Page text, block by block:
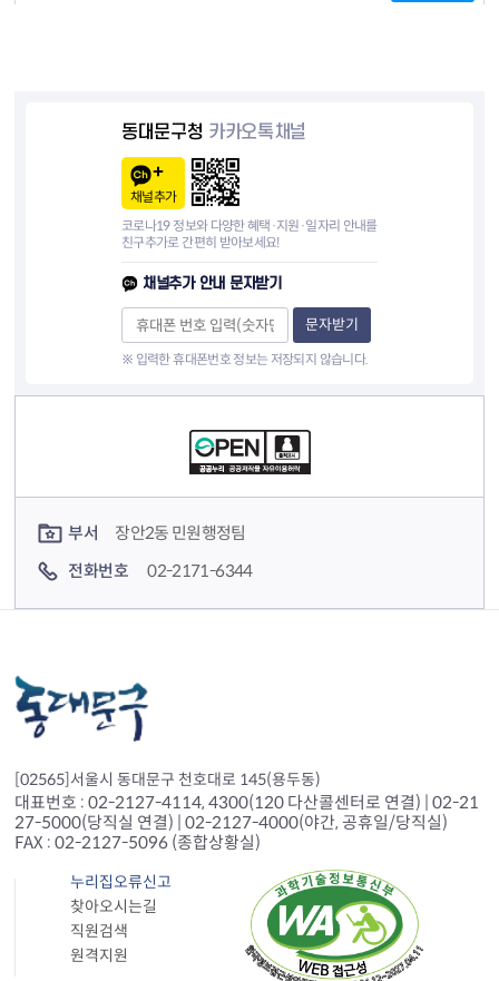
동대문구청 카카오톡채널
채널추가
코로나19 정보와 다양한 혜택·지원·일자리 안내를
친구추가로 간편히 받아보세요!
채널추가 안내 문자받기
문자받기
※ 입력한 휴대폰번호 정보는 저장되지 않습니다.
부서
장안2동 민원행정팀
전화번호
02-2171-6344
[02565]서울시 동대문구 천호대로 145(용두동)
대표번호 : 02-2127-4114, 4300(120 다산콜센터로 연결) | 02-21
27-5000(당직실 연결) | 02-2127-4000(야간, 공휴일/당직실)
FAX : 02-2127-5096 (종합상황실)
누리집오류신고
찾아오시는길
직원검색
원격지원